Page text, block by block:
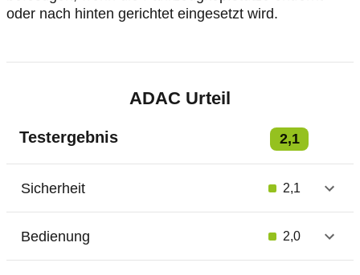
oder nach hinten gerichtet eingesetzt wird.
ADAC Urteil
Testergebnis 2,1
Sicherheit 2,1
Bedienung 2,0